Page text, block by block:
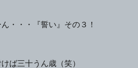
・・・『誓い』その３！
ば三十うん歳（笑）